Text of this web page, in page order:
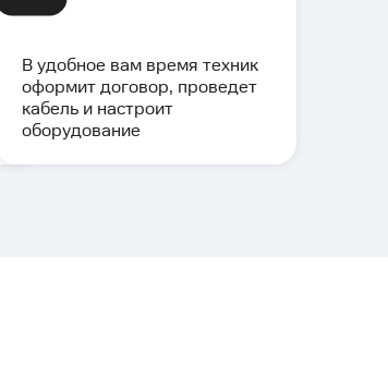
В удобное вам время техник
оформит договор, проведет
кабель и настроит
оборудование